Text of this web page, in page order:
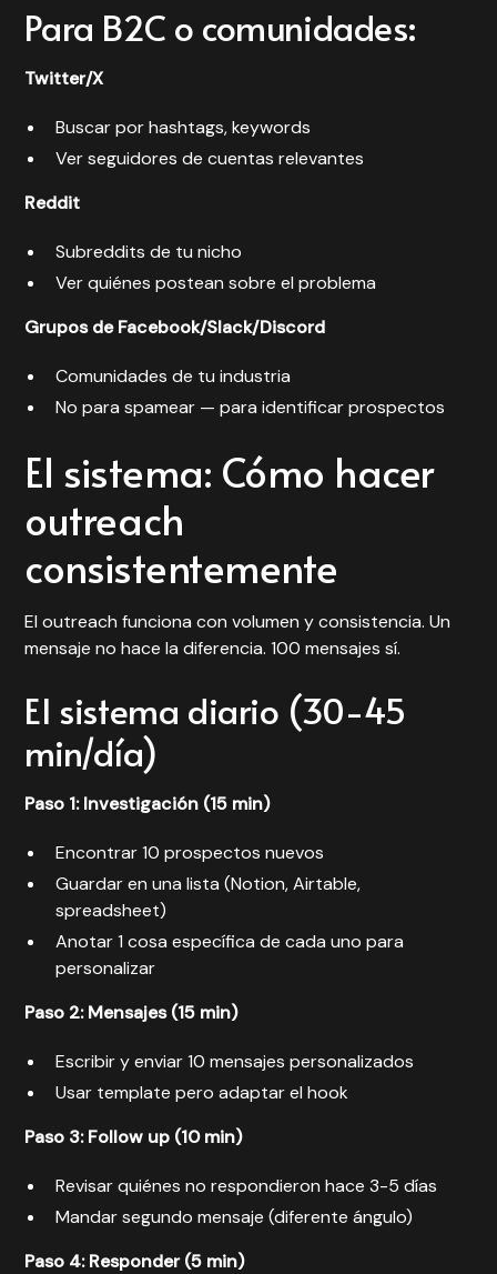
Para B2C o comunidades:
Twitter/X
Buscar por hashtags, keywords
Ver seguidores de cuentas relevantes
Reddit
Subreddits de tu nicho
Ver quiénes postean sobre el problema
Grupos de Facebook/Slack/Discord
Comunidades de tu industria
No para spamear — para identificar prospectos
El sistema: Cómo hacer
outreach
consistentemente
El outreach funciona con volumen y consistencia. Un
mensaje no hace la diferencia. 100 mensajes sí.
El sistema diario (30-45
min/día)
Paso 1: Investigación (15 min)
Encontrar 10 prospectos nuevos
Guardar en una lista (Notion, Airtable,
spreadsheet)
Anotar 1 cosa específica de cada uno para
personalizar
Paso 2: Mensajes (15 min)
Escribir y enviar 10 mensajes personalizados
Usar template pero adaptar el hook
Paso 3: Follow up (10 min)
Revisar quiénes no respondieron hace 3-5 días
Mandar segundo mensaje (diferente ángulo)
Paso 4: Responder (5 min)